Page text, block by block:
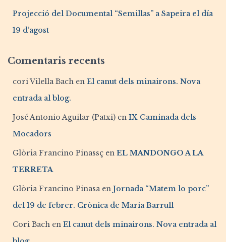
Projecció del Documental “Semillas” a Sapeira el día
19 d’agost
Comentaris recents
cori Vilella Bach en El canut dels minairons. Nova
entrada al blog.
José Antonio Aguilar (Patxi) en IX Caminada dels
Mocadors
Glòria Francino Pinassç en EL MANDONGO A LA
TERRETA
Glòria Francino Pinasaen Jornada “Matem lo porc”
del 19 de febrer. Crònica de Maria Barrull
Cori Bach en El canut dels minairons. Nova entrada al